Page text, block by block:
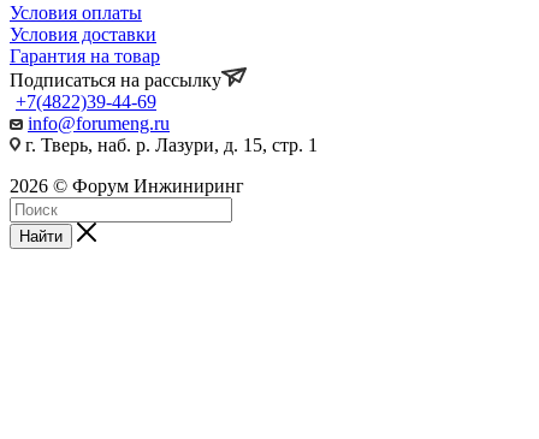
Условия оплаты
Условия доставки
Гарантия на товар
Подписаться на рассылку
+7(4822)39-44-69
info@forumeng.ru
г. Тверь, наб. р. Лазури, д. 15, стр. 1
2026 © Форум Инжиниринг
Найти